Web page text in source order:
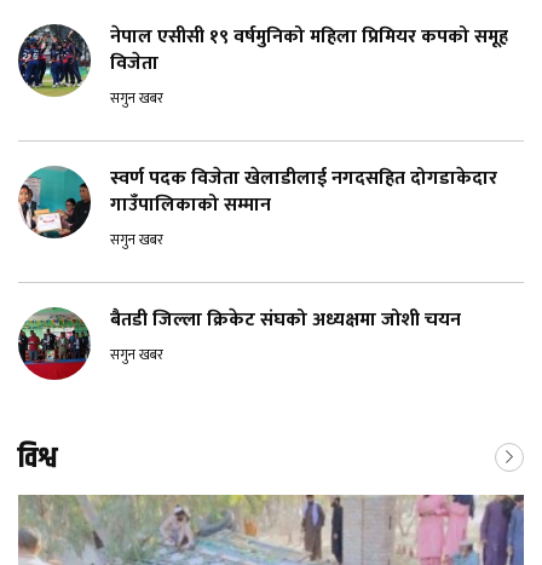
नेपाल एसीसी १९ वर्षमुनिको महिला प्रिमियर कपको समूह
विजेता
सगुन खबर
स्वर्ण पदक विजेता खेलाडीलाई नगदसहित दोगडाकेदार
गाउँपालिकाको सम्मान
सगुन खबर
बैतडी जिल्ला क्रिकेट संघको अध्यक्षमा जोशी चयन
सगुन खबर
विश्व